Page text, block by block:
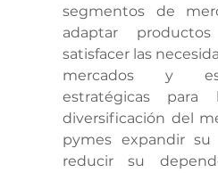
segmentos de
adaptar
satisfacer las
mercados y
estratégicas
diversificación del
pymes expandir
reducir su